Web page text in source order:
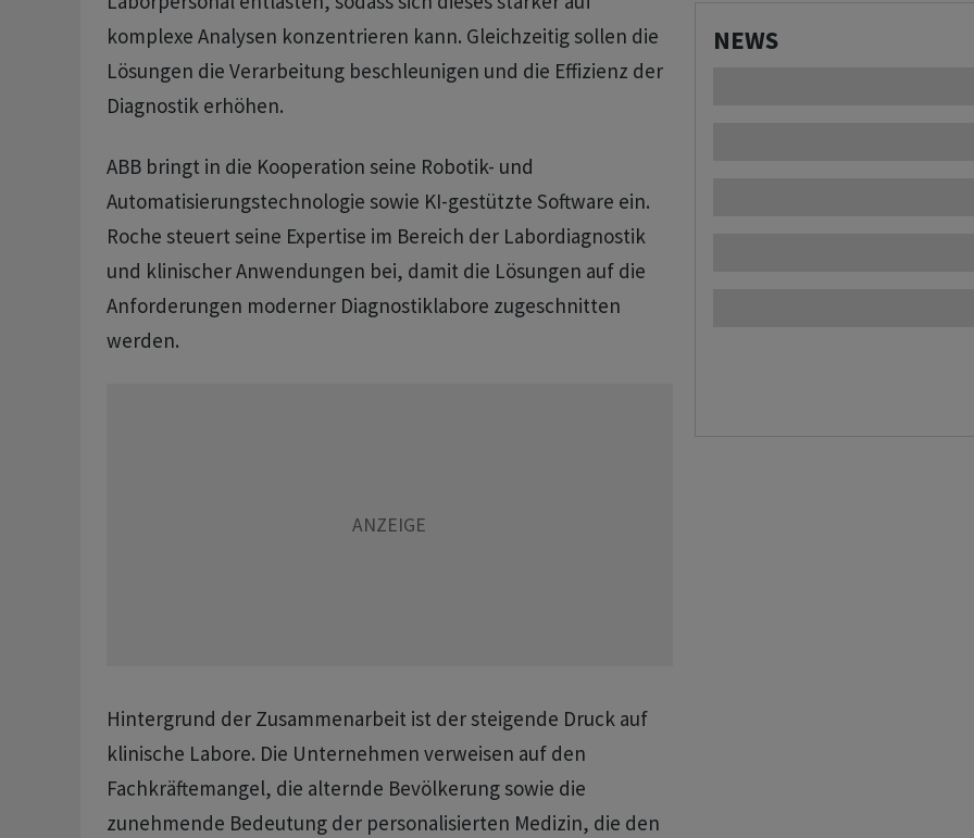
komplexe Analysen konzentrieren kann. Gleichzeitig sollen die
Lösungen die Verarbeitung beschleunigen und die Effizienz der
Diagnostik erhöhen.
ABB bringt in die Kooperation seine Robotik- und
Automatisierungstechnologie sowie KI-gestützte Software ein.
Roche steuert seine Expertise im Bereich der Labordiagnostik
und klinischer Anwendungen bei, damit die Lösungen auf die
Anforderungen moderner Diagnostiklabore zugeschnitten
werden.
Hintergrund der Zusammenarbeit ist der steigende Druck auf
klinische Labore. Die Unternehmen verweisen auf den
Fachkräftemangel, die alternde Bevölkerung sowie die
zunehmende Bedeutung der personalisierten Medizin, die den
NEWS